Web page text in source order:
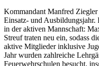
Kommandant Manfred
Einsatz- und Ausbildungsjahr.
in der aktiven Mannschaft:
Streuf traten neu ein, sodass
aktive Mitglieder inklusive
Jahr wurden zahlreiche
Feuerwehrschulen besucht,